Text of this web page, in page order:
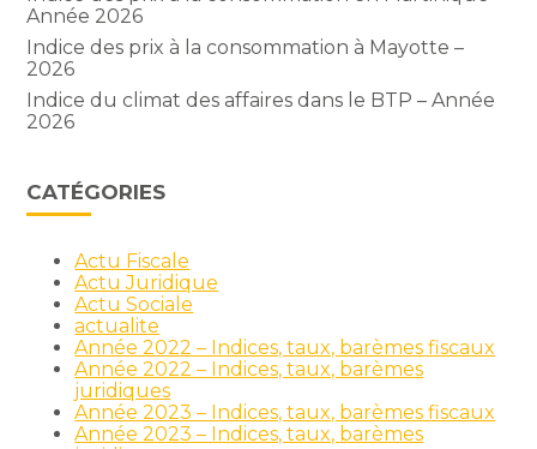
Année 2026
Indice des prix à la consommation à Mayotte –
2026
Indice du climat des affaires dans le BTP – Année
2026
CATÉGORIES
Actu Fiscale
Actu Juridique
Actu Sociale
actualite
Année 2022 – Indices, taux, barèmes fiscaux
Année 2022 – Indices, taux, barèmes
juridiques
Année 2023 – Indices, taux, barèmes fiscaux
Année 2023 – Indices, taux, barèmes